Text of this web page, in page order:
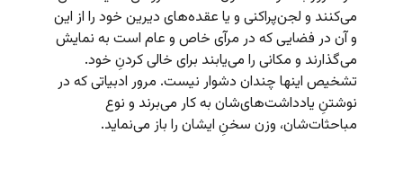
می‌کنند و لجن‌پراکنی و یا عقده‌های دیرین خود را از این
و آن در فضایی که در مرآی خاص و عام است به نمایش
می‌گذارند و مکانی را می‌یابند برای خالی کردنِ خود.
تشخیص اینها چندان دشوار نیست. مرور ادبیاتی که در
نوشتنِ یادداشت‌های‌شان به کار می‌برند و نوع
مباحثات‌شان،‌ وزن سخنِ ایشان را باز می‌نماید.